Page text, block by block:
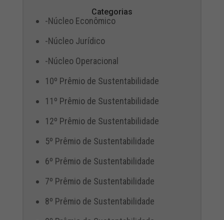
Categorias
-Núcleo Econômico
-Núcleo Jurídico
-Núcleo Operacional
10º Prêmio de Sustentabilidade
11º Prêmio de Sustentabilidade
12º Prêmio de Sustentabilidade
5º Prêmio de Sustentabilidade
6º Prêmio de Sustentabilidade
7º Prêmio de Sustentabilidade
8º Prêmio de Sustentabilidade